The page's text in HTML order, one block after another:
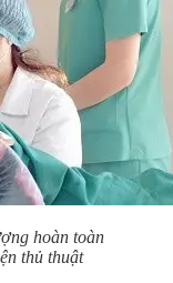
hoàn toàn
thủ thuật